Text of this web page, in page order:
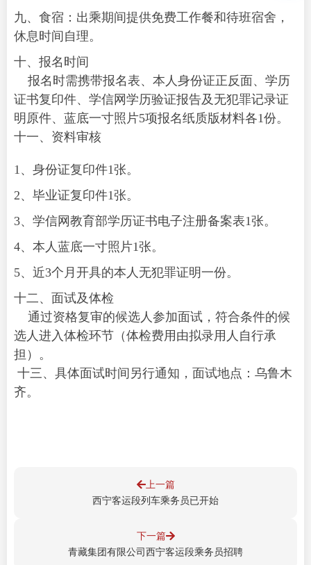
九、食宿：出乘期间提供免费工作餐和待班宿舍，
休息时间自理。
十、报名时间
报名时需携带报名表、本人身份证正反面、学历
证书复印件、学信网学历验证报告及无犯罪记录证
明原件、蓝底一寸照片5项报名纸质版材料各1份。
十一、资料审核
1、身份证复印件1张。
2、毕业证复印件1张。
3、学信网教育部学历证书电子注册备案表1张。
4、本人蓝底一寸照片1张。
5、近3个月开具的本人无犯罪证明一份。
十二、面试及体检
通过资格复审的候选人参加面试，符合条件的候
选人进入体检环节（体检费用由拟录用人自行承
担）。
十三、具体面试时间另行通知，面试地点：乌鲁木
齐。
上一篇
西宁客运段列车乘务员已开始
下一篇
青藏集团有限公司西宁客运段乘务员招聘